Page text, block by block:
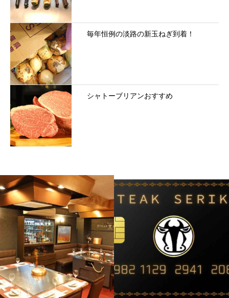
毎年恒例の淡路の新玉ねぎ到着！
シャトーブリアンおすすめ